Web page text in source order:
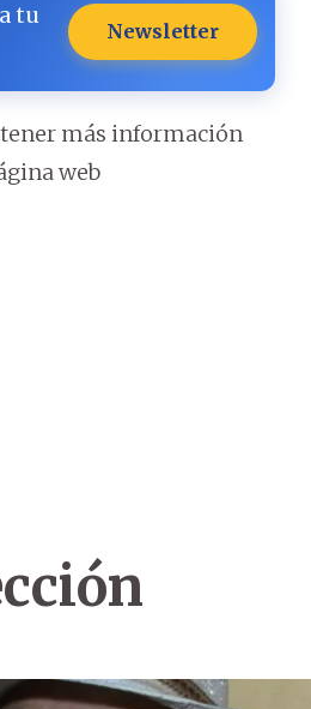
tu
Newsletter
más información
web